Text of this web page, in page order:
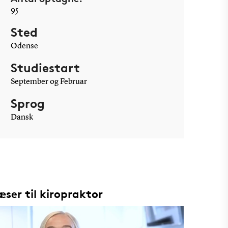
95
Sted
Odense
Studiestart
September og Februar
Sprog
Dansk
til kiropraktor